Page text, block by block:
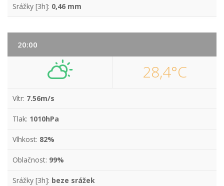
Srážky [3h]: 0,46 mm
20:00
28,4°C
Vítr: 7.56m/s
Tlak: 1010hPa
Vlhkost: 82%
Oblačnost: 99%
Srážky [3h]: beze srážek